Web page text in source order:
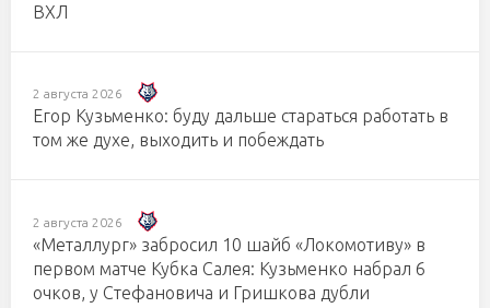
ВХЛ
2 августа 2026
Егор Кузьменко: буду дальше стараться работать в
том же духе, выходить и побеждать
2 августа 2026
«Металлург» забросил 10 шайб «Локомотиву» в
первом матче Кубка Салея: Кузьменко набрал 6
очков, у Стефановича и Гришкова дубли